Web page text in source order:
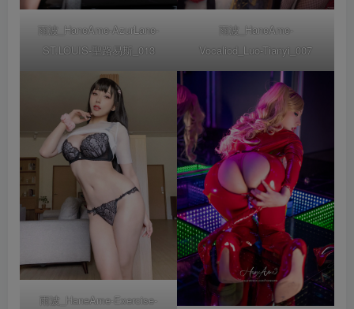
雨波_HaneAme-AzurLane-
ST.LOUIS-聖路易斯_013
雨波_HaneAme-
Vocaliod_Luo-Tianyi_007
雨波_HaneAme-Exercise-